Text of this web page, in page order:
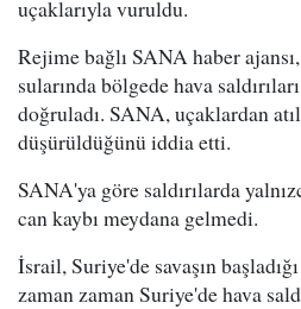
uçaklarıyla vuruldu.
Rejime bağlı SANA haber
sularında bölgede hava
doğruladı. SANA, uçaklardan
düşürüldüğünü iddia etti.
SANA'ya göre saldırılarda
can kaybı meydana gelmedi.
İsrail, Suriye'de savaşın
zaman zaman Suriye'de hava